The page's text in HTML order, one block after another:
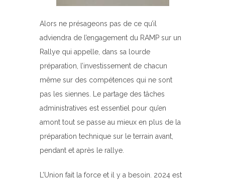
Alors ne présageons pas de ce qu’il
adviendra de l’engagement du RAMP sur un
Rallye qui appelle, dans sa lourde
préparation, l’investissement de chacun
même sur des compétences qui ne sont
pas les siennes. Le partage des tâches
administratives est essentiel pour qu’en
amont tout se passe au mieux en plus de la
préparation technique sur le terrain avant,
pendant et après le rallye.
L’Union fait la force et il y a besoin. 2024 est